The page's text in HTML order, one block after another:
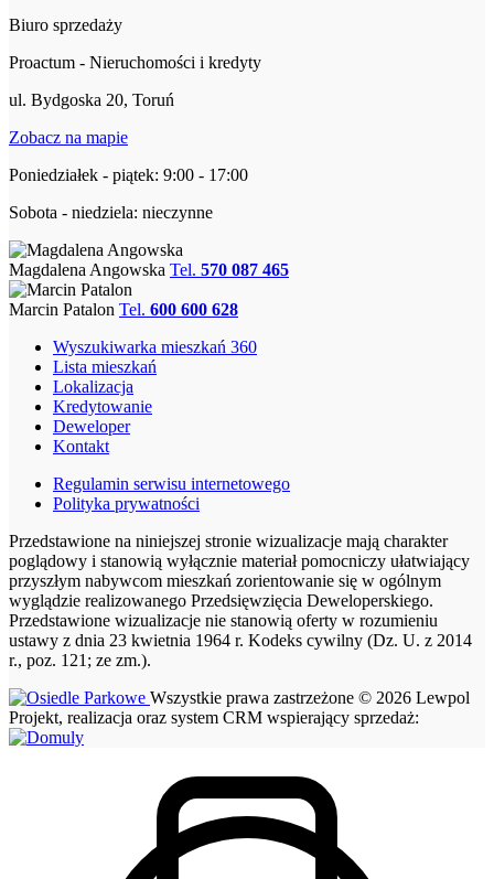
Biuro sprzedaży
Proactum - Nieruchomości i kredyty
ul. Bydgoska 20, Toruń
Zobacz na mapie
Poniedziałek - piątek: 9:00 - 17:00
Sobota - niedziela: nieczynne
Magdalena Angowska Tel. 570 087 465
Marcin Patalon Tel. 600 600 628
Wyszukiwarka mieszkań 360
Lista mieszkań
Lokalizacja
Kredytowanie
Deweloper
Kontakt
Regulamin serwisu internetowego
Polityka prywatności
Przedstawione na niniejszej stronie wizualizacje mają charakter
poglądowy i stanowią wyłącznie materiał pomocniczy ułatwiający
przyszłym nabywcom mieszkań zorientowanie się w ogólnym
wyglądzie realizowanego Przedsięwzięcia Deweloperskiego.
Przedstawione wizualizacje nie stanowią oferty w rozumieniu
ustawy z dnia 23 kwietnia 1964 r. Kodeks cywilny (Dz. U. z 2014
r., poz. 121; ze zm.).
Wszystkie prawa zastrzeżone © 2026 Lewpol
Projekt, realizacja oraz system CRM wspierający sprzedaż: